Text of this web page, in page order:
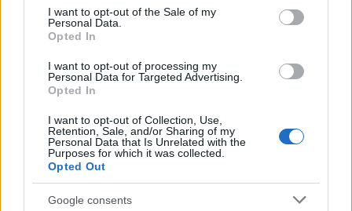
consent section.
I want to opt-out of the Sale of my
Personal Data.
Opted In
I want to opt-out of processing my
Personal Data for Targeted Advertising.
Opted In
I want to opt-out of Collection, Use,
Retention, Sale, and/or Sharing of my
Personal Data that Is Unrelated with the
Purposes for which it was collected.
Opted Out
Google consents
ήταν δηλωμένος, ενώ, σύμφωνα με μαρτυρίες,
χρησιμοποιούνταν ως αποθήκη και περιείχε αντλία
νερού. Ο ιδιοκτήτης φέρεται να υποστήριξε πως
είχε ξεκινήσει πρόσφατα διαδικασίες για την
Όσον αφορά την προέλευση της διαρροής, οι
ενδείξεις οδηγούν σε εργασίες ασφαλτόστρωσης
που πραγματοποιήθηκαν το καλοκαίρι
στονδρόμο